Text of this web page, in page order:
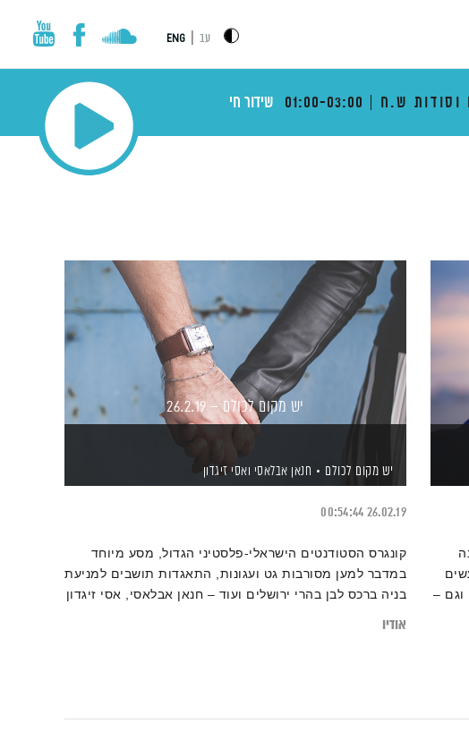
עב ENG
וסודות ש.ח 01:00-03:00 שידור חי
וגם –
יש מקום לכולם – 26.2.19
יש מקום לכולם חנאן אבלאסי ואסי זיגדון
26.02.19
00:54:44
קונגרס הסטודנטים הישראלי-פלסטיני הגדול, מסע מיוחד
במדבר למען מסורבות גט ועגונות, התאגדות תושבים למניעת
בניה ברכס לבן בהרי ירושלים ועוד – חנאן אבלאסי, אסי זיגדון
אודיו